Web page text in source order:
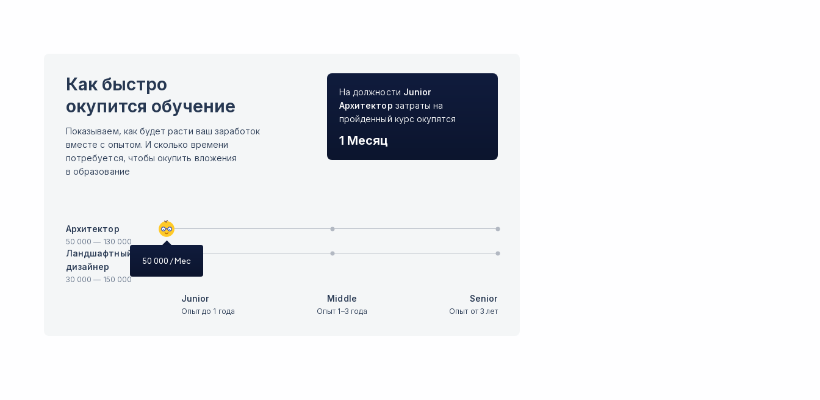
Как быстро
окупится обучение
Показываем, как будет расти ваш заработок
вместе с опытом. И сколько времени
потребуется, чтобы окупить вложения
в образование
На должности Junior
Архитектор затраты на
пройденный курс окупятся
1 Месяц
Архитектор
50 000 — 130 000
Ландшафтный
дизайнер
30 000 — 150 000
Junior
Опыт до 1 года
Middle
Опыт 1–3 года
Senior
Опыт от 3 лет
50 000 / Мес